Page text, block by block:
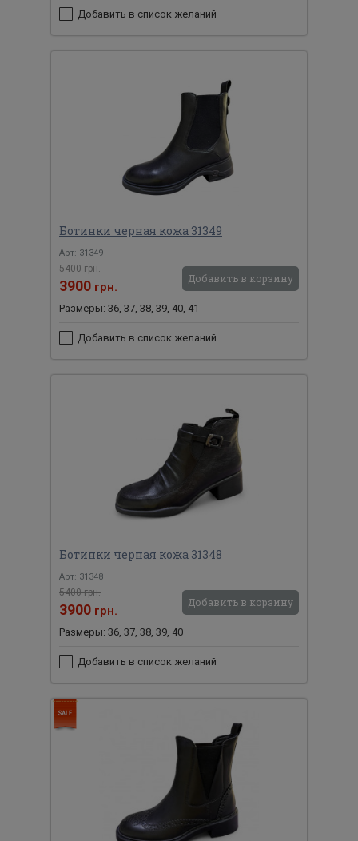
Добавить в список желаний
Ботинки черная кожа 31349
Арт: 31349
5400 грн.
3900 грн.
Добавить в корзину
Размеры: 36, 37, 38, 39, 40, 41
Добавить в список желаний
Ботинки черная кожа 31348
Арт: 31348
5400 грн.
3900 грн.
Добавить в корзину
Размеры: 36, 37, 38, 39, 40
Добавить в список желаний